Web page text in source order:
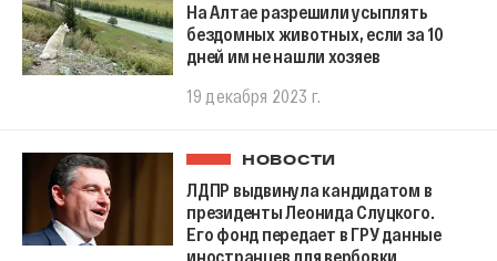
На Алтае разрешили усыплять
бездомных животных, если за 10
дней им не нашли хозяев
19 декабря 2023 г.
НОВОСТИ
ЛДПР выдвинула кандидатом в
президенты Леонида Слуцкого.
Его фонд передает в ГРУ данные
иностранцев для вербовки